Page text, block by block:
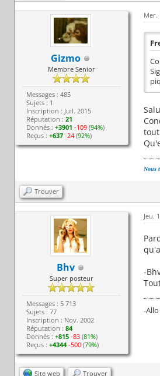
Gizmo
Membre Senior
Messages : 485
Sujets : 1
Inscription : Juil. 2015
Réputation : 21
Donnés : +3901 -109(94%)
Reçus : +637 -24(92%)
Mer.
Nous
Trouver
Bhv
Super posteur
Messages : 5 713
Sujets : 77
Inscription : Nov. 2002
Réputation : 84
Donnés : +815 -83(81%)
Reçus : +4344 -500(79%)
Jeu.
-
-
Site web Trouver